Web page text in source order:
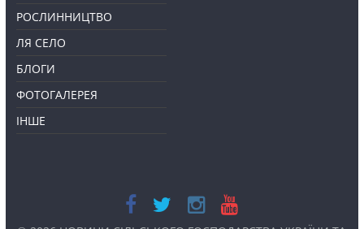
РОСЛИННИЦТВО
ЛЯ СЕЛО
БЛОГИ
ФОТОГАЛЕРЕЯ
ІНШЕ